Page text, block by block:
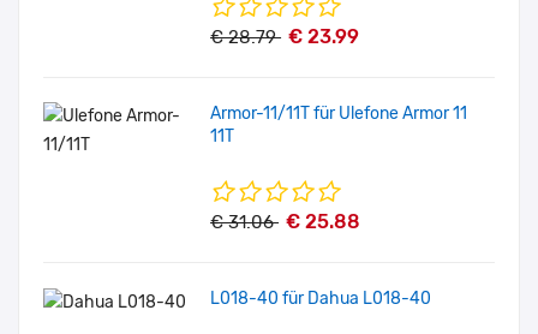
€ 28.79 € 23.99
Armor-11/11T für Ulefone Armor 11
11T
€ 31.06 € 25.88
L018-40 für Dahua L018-40